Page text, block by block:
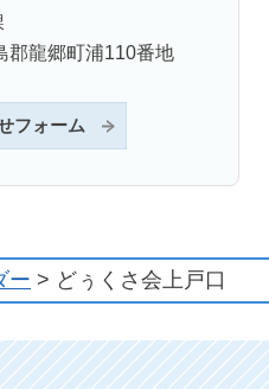
郡龍郷町浦110番地
フォーム
ー > どぅくさ会上戸口